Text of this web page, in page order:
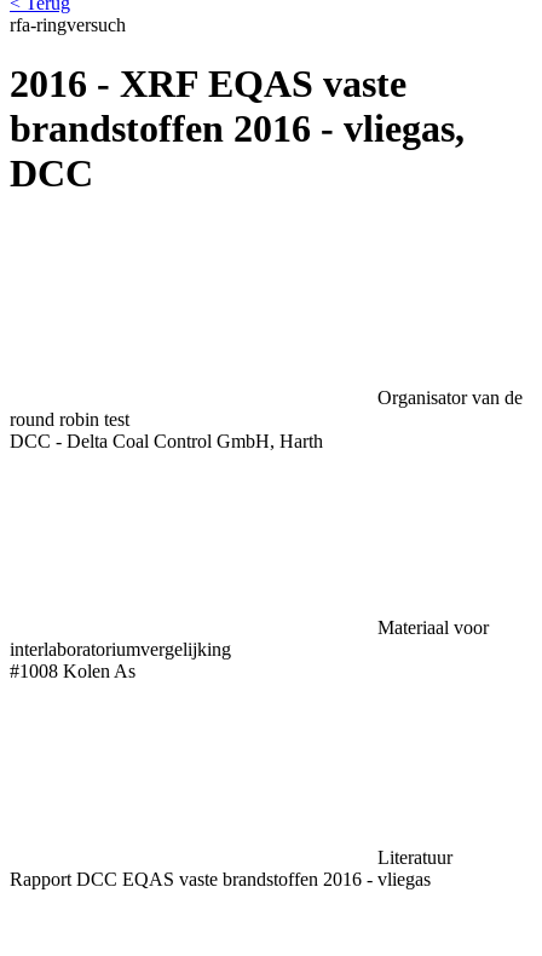
rfa-ringversuch
2016 - XRF EQAS vaste
brandstoffen 2016 - vliegas,
DCC
Organisator van de
round robin test
DCC - Delta Coal Control GmbH, Harth
Materiaal voor
interlaboratoriumvergelijking
#1008 Kolen As
Literatuur
Rapport DCC EQAS vaste brandstoffen 2016 - vliegas